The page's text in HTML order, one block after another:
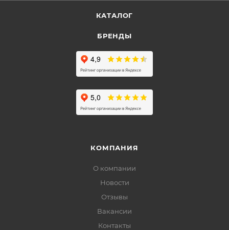
КАТАЛОГ
БРЕНДЫ
КОМПАНИЯ
О компании
Новости
Отзывы
Вакансии
Контакты